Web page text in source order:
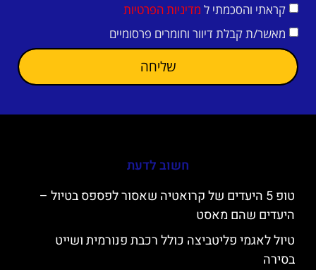
קראתי והסכמתי ל מדיניות הפרטיות
מאשר/ת קבלת דיוור וחומרים פרסומיים
שליחה
חשוב לדעת
טופ 5 היעדים של קרואטיה שאסור לפספס בטיול –
היעדים שהם מאסט
טיול לאגמי פליטביצה כולל רכבת פנורמית ושייט
בסירה